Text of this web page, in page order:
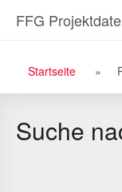
den
InhaltFFG
Startseite
Suche